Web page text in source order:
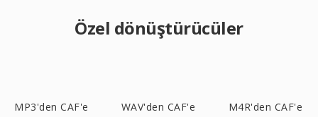
Özel dönüştürücüler
MP3'den CAF'e WAV'den CAF'e M4R'den CAF'e